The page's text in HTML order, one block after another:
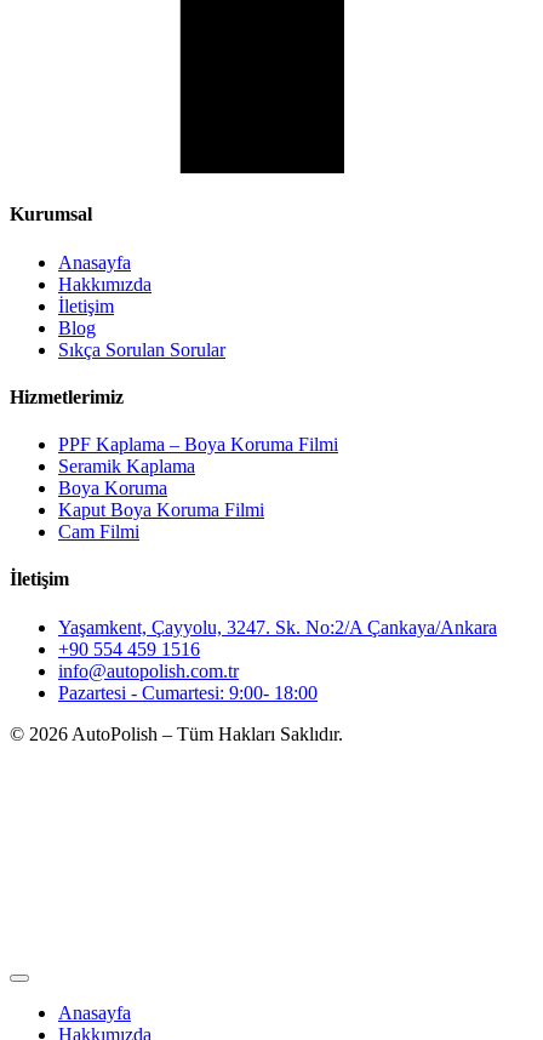
Kurumsal
Anasayfa
Hakkımızda
İletişim
Blog
Sıkça Sorulan Sorular
Hizmetlerimiz
PPF Kaplama – Boya Koruma Filmi
Seramik Kaplama
Boya Koruma
Kaput Boya Koruma Filmi
Cam Filmi
İletişim
Yaşamkent, Çayyolu, 3247. Sk. No:2/A Çankaya/Ankara
+90 554 459 1516
info@autopolish.com.tr
Pazartesi - Cumartesi: 9:00- 18:00
© 2026 AutoPolish – Tüm Hakları Saklıdır.
Anasayfa
Hakkımızda